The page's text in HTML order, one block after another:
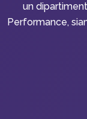
un
Performance,